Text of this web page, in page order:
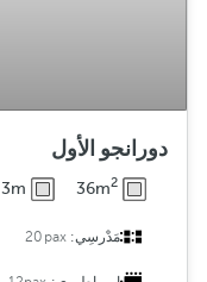
دورانجو الأول
36m2 3m الارتفاع
مَدْرسِي:20pax